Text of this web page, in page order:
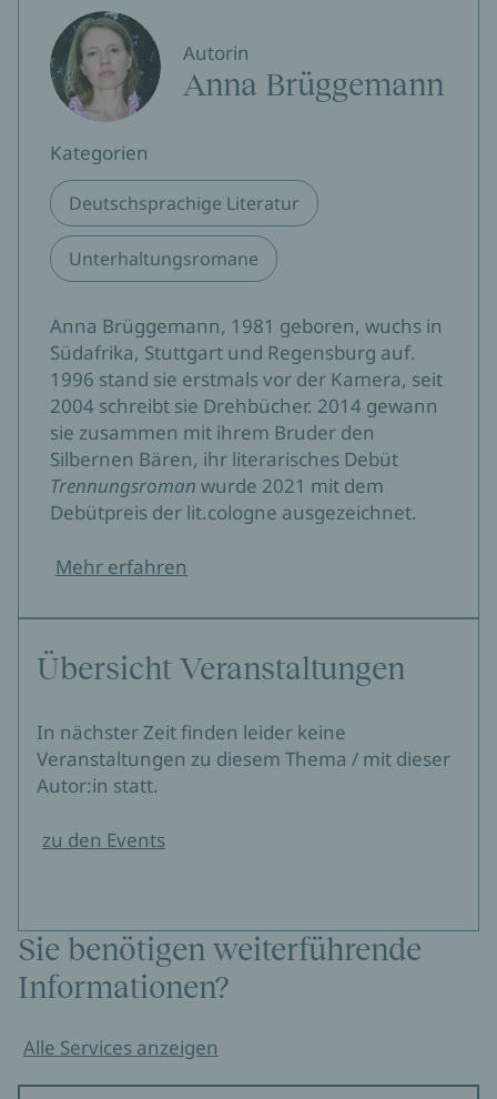
Nadine Kaminski, 05.11.2024
»Oft meint man, eine Lebensernüchterung zu spüren.
Auch ihre Mutter-Tochter-Geschichtehandelt subtil von
Erwartungen und Enttäuschungen.«
Donna
»Anna Brüggemann erzählt so feinfühlig, kitschfrei und
inspiriert, dass man gar nicht anders kann, als sich
nach der Lektüre Gedanken über die eigene
Beziehungs- und Familiengeschichte zu machen.«
rnz.de
Autorin
Anna Brüggemann
Kategorien
Deutschsprachige Literatur
Unterhaltungsromane
Anna Brüggemann, 1981 geboren, wuchs in
Südafrika, Stuttgart und Regensburg auf.
1996 stand sie erstmals vor der Kamera, seit
2004 schreibt sie Drehbücher. 2014 gewann
sie zusammen mit ihrem Bruder den
Silbernen Bären, ihr literarisches Debüt
Trennungsroman wurde 2021 mit dem
Debütpreis der lit.cologne ausgezeichnet.
Mehr erfahren
Übersicht Veranstaltungen
In nächster Zeit finden leider keine
Veranstaltungen zu diesem Thema / mit dieser
Autor:in statt.
zu den Events
Sie benötigen weiterführende
Informationen?
Alle Services anzeigen